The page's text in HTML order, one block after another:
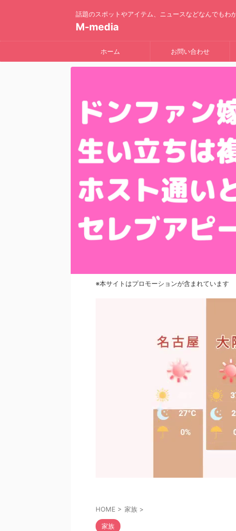
話題のスポットやアイテム、ニュースなどなんでもわ
M-media
ホーム お問い合わせ
※本サイトはプロモーションが含まれています
HOME > 家族 >
家族